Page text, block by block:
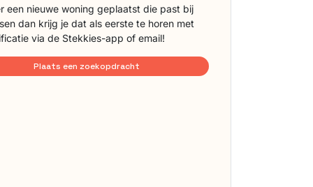
een nieuwe woning geplaatst die past bij
dan krijg je dat als eerste te horen met
via de Stekkies-app of email!
Plaats een zoekopdracht